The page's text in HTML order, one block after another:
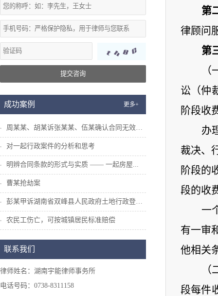
提交咨询
成功案例 更多+
周某某、胡某诉张某某、伍某确认合同无效纠...
对一起行政案件的分析和思考
明辨合同条款的形式与实质 —— 一起房屋...
曹某抢劫案
彭某甲诉湖南省双峰县人民政府土地行政登记...
农民工伤亡，可按城镇居民标准赔偿
联系我们
律师姓名：湖南宇能律师事务所
电话号码：0738-8311158
第
律顾问
第
（
讼（仲
阶段收
办
裁决、
阶段的
段的收
一
有一审
他相关
（
段每件